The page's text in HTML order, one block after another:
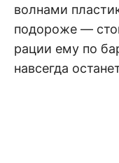
волнами
подороже —
рации ему по
навсегда